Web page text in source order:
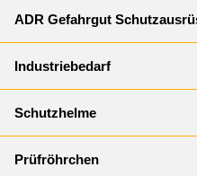
ADR Gefahrgut
Industriebedarf
Schutzhelme
Prüfröhrchen